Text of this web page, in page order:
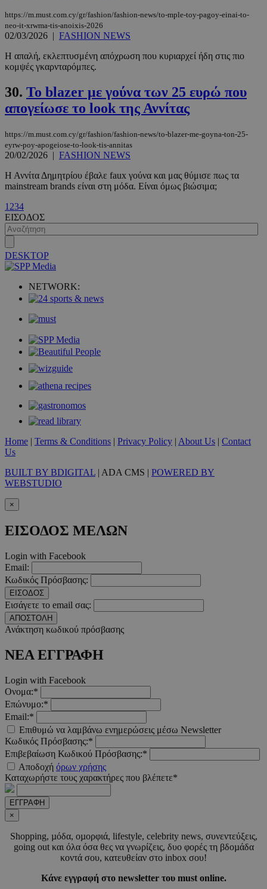
https://m.must.com.cy/gr/fashion/fashion-news/to-mple-toy-pagoy-einai-to-
neo-it-xrwma-tis-anoixis-2026
02/03/2026 | FASHION NEWS
H απαλή, εκλεπτυσμένη απόχρωση που κυριαρχεί ήδη στις πιο
κομψές γκαρνταρόμπες.
30. Το blazer με γούνα των 25 ευρώ που
απογείωσε το look της Αννίτας
https://m.must.com.cy/gr/fashion/fashion-news/to-blazer-me-goyna-ton-25-
eyrw-poy-apogeiose-to-look-tis-annitas
20/02/2026 | FASHION NEWS
Η Αννίτα Δημητρίου έβαλε faux γούνα και μας θύμισε πως τα
mainstream brands είναι στη μόδα. Είναι όμως βιώσιμα;
1 234
ΕΙΣΟΔΟΣ
DESKTOP
NETWORK:
Home | Terms & Conditions | Privacy Policy | About Us | Contact
Us
BUILT BY BDIGITAL | ADA CMS | POWERED BY
WEBSTUDIO
×
ΕΙΣΟΔΟΣ ΜΕΛΩΝ
Login with Facebook
Email:
Κωδικός Πρόσβασης:
ΕΙΣΟΔΟΣ
Εισάγετε το email σας:
ΑΠΟΣΤΟΛΗ
Ανάκτηση κωδικού πρόσβασης
ΝΕΑ ΕΓΓΡΑΦΗ
Login with Facebook
Ονομα:*
Επώνυμο:*
Email:*
Επιθυμώ να λαμβάνω ενημερώσεις μέσω Newsletter
Κωδικός Πρόσβασης:*
Επιβεβαίωση Κωδικού Πρόσβασης:*
Αποδοχή όρων χρήσης
Καταχωρήστε τους χαρακτήρες που βλέπετε*
ΕΓΓΡΑΦΗ
×
Shopping, µόδα, οµορφιά, lifestyle, celebrity news, συνεντεύξεις,
going out και όλα όσα θες να γνωρίζεις, δυο φορές τη βδοµάδα
κοντά σου, κατευθείαν στο inbox σου!
Κάνε εγγραφή στο newsletter του must online.
takeOverCookie www.must.com.cy 1 μέρα
AdSphere-GDPR
sphere.eu
Ονοματεπώνυμο
Προμηθευτής/
περιόδου
_ga_CP837CRZ23
.must.com.cy
1 χρόνος 11
CEDGDPR .ced.cy
1 χρόνος
ttwid
.tiktok.com
11 μήνες 4
εβδομάδες
YSC
Google LLC
συνεδρία
Ονοματεπώνυμο
/Πεδίο
__cf_bm
ρομπότ.
είναι
για τον
Ονοματεπώνυμο
Προμηθευτής
Λήξη Περιγραφή
__Secure-
ROLLOUT_TOKEN
.youtube.com